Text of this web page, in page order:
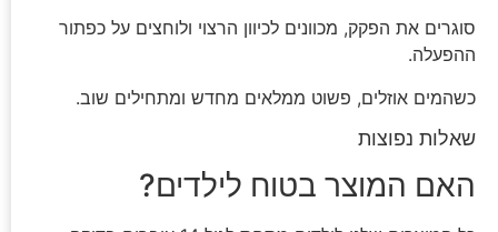
סוגרים את הפקק, מכוונים לכיוון הרצוי ולוחצים על כפתור
ההפעלה.
כשהמים אוזלים, פשוט ממלאים מחדש ומתחילים שוב.
שאלות נפוצות
האם המוצר בטוח לילדים?